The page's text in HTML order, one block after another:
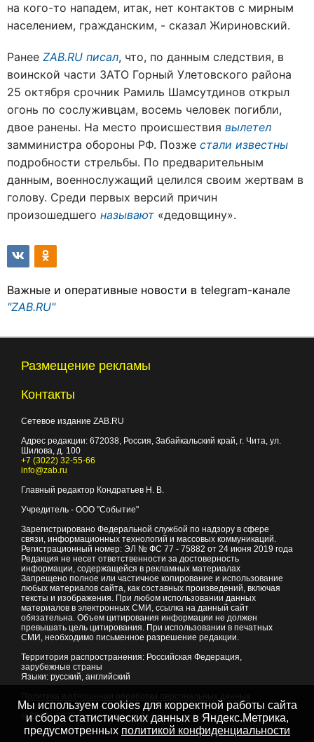
на кого-то нападем, итак, нет контактов с мирным
населением, гражданским, - сказал Жириновский.
Ранее ZAB.RU писал, что, по данным следствия, в
воинской части ЗАТО Горный Улетовского района
25 октября срочник Рамиль Шамсутдинов открыл
огонь по сослуживцам, восемь человек погибли,
двое ранены. На место происшествия вылетел
замминистра обороны РФ. Позже стали известны
подробности стрельбы. По предварительным
данным, военнослужащий целился своим жертвам в
голову. Среди первых версий причин
произошедшего называют «дедовщину».
Важные и оперативные новости в telegram-канале
"ZAB.RU"
Размещение рекламы
Контакты
Сетевое издание ZAB.RU
Адрес редакции: 672038, Россия, Забайкальский край, г. Чита, ул.
Шилова, д. 100
+7 (3022) 32-55-66
info@zab.ru
Главный редактор Кондратьев Н. В.
Учредитель - ООО "Событие"
Зарегистрировано Федеральной службой по надзору в сфере
связи, информационных технологий и массовых коммуникаций.
Регистрационный номер: ЭЛ № ФС 77 - 75882 от 24 июня 2019 года
Редакция не несет ответственности за достоверность
информации, содержащейся в рекламных материалах
Запрещено полное или частичное копирование и использование
любых материалов сайта, как составных произведений, включая
тексты и изображения. При любом использовании данных
материалов в электронных СМИ, ссылка на данный сайт
обязательна. Объем цитирования информации не должен
превышать цель цитирования. При использовании в печатных
СМИ, необходимо письменное разрешение редакции.
Территория распространения: Российская Федерация,
зарубежные страны
Языки: русский, английский
© 2007 - 2026Портал Читы и Забайкальского края
Мы используем cookies для корректной работы сайта
и сбора статистических данных в Яндекс.Метрика,
предусмотренных политикой конфиденциальности